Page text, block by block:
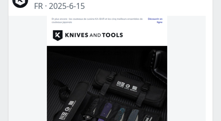
FR · 2025-6-15